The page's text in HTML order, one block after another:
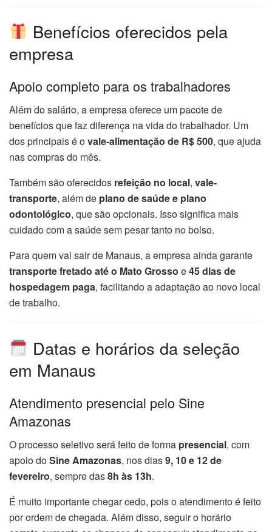
Benefícios oferecidos pela
empresa
Apoio completo para os trabalhadores
Além do salário, a empresa oferece um pacote de
benefícios que faz diferença na vida do trabalhador. Um
dos principais é ovale-alimentação de R$ 500, que ajuda
nas compras do mês.
Também são oferecidos refeição no local, vale-
transporte, além de plano de saúde e plano
odontológico, que são opcionais. Isso significa mais
cuidado com a saúde sem pesar tanto no bolso.
Para quem vai sair de Manaus, a empresa ainda garante
transporte fretado até o Mato Grosso e45 dias de
hospedagem paga, facilitando a adaptação ao novo local
de trabalho.
Datas e horários da seleção
em Manaus
Atendimento presencial pelo Sine
Amazonas
O processo seletivo será feito de forma presencial, com
apoio doSine Amazonas, nos dias9, 10 e 12 de
fevereiro, sempre das8h às 13h.
É muito importante chegar cedo, pois o atendimento é feito
por ordem de chegada. Além disso, seguir o horário